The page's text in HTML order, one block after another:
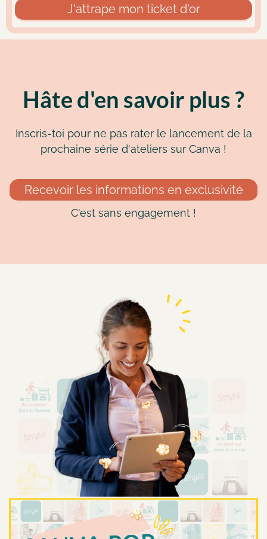
J'attrape mon ticket d'or
Hâte d'en savoir plus ?
Inscris-toi pour ne pas rater le lancement de la
prochaine série d'ateliers sur Canva !
Recevoir les informations en exclusivité
C'est sans engagement !